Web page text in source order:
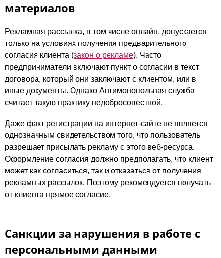
материалов
Рекламная рассылка, в том числе онлайн, допускается
только на условиях получения предварительного
согласия клиента (закон о рекламе). Часто
предприниматели включают пункт о согласии в текст
договора, который они заключают с клиентом, или в
иные документы. Однако Антимонопольная служба
считает такую практику недобросовестной.
Даже факт регистрации на интернет-сайте не является
однозначным свидетельством того, что пользователь
разрешает присылать рекламу с этого веб-ресурса.
Оформление согласия должно предполагать, что клиент
может как согласиться, так и отказаться от получения
рекламных рассылок. Поэтому рекомендуется получать
от клиента прямое согласие.
Санкции за нарушения в работе с
персональными данными